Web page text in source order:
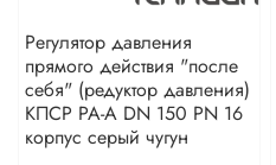
Регулятор давления
прямого действия "после
себя" (редуктор давления)
КПСР РА-А DN 150 PN 16
корпус серый чугун